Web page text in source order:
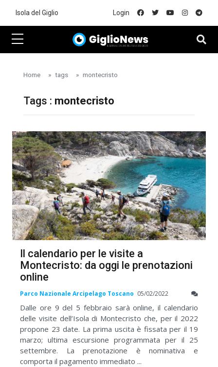
Isola del Giglio Login
Home tags montecristo
Tags : montecristo
Il calendario per le visite a
Montecristo: da oggi le prenotazioni
online
Parco Nazionale Arcipelago Toscano 05/02/2022
Dalle ore 9 del 5 febbraio sarà online, il calendario
delle visite dell’Isola di Montecristo che, per il 2022
propone 23 date. La prima uscita è fissata per il 19
marzo; ultima escursione programmata per il 25
settembre. La prenotazione è nominativa e
comporta il pagamento immediato ...